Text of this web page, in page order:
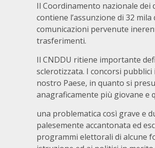
Il Coordinamento nazionale dei
contiene l’assunzione di 32
comunicazioni pervenute
trasferimenti.
Il CNDDU ritiene importante
sclerotizzata. I concorsi
nostro Paese, in quanto si
anagraficamente più giovane e
una problematica così grave e
palesemente accantonata ed
programmi elettorali di alcune